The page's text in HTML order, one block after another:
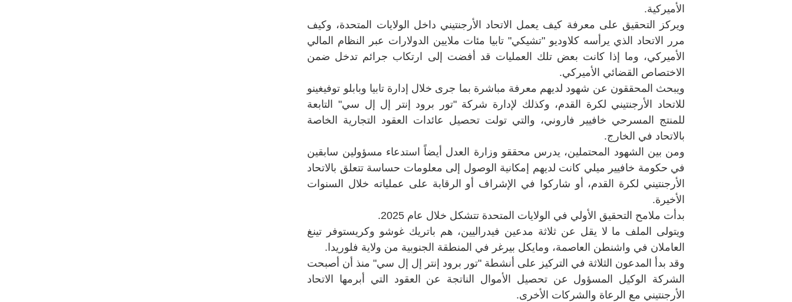
الأميركية.
ويركز التحقيق على معرفة كيف يعمل الاتحاد الأرجنتيني داخل الولايات المتحدة، وكيف
مرر الاتحاد الذي يرأسه كلاوديو "تشيكي" تابيا مئات ملايين الدولارات عبر النظام المالي
الأميركي، وما إذا كانت بعض تلك العمليات قد أفضت إلى ارتكاب جرائم تدخل ضمن
الاختصاص القضائي الأميركي.
ويبحث المحققون عن شهود لديهم معرفة مباشرة بما جرى خلال إدارة تابيا وبابلو توفيغينو
للاتحاد الأرجنتيني لكرة القدم، وكذلك لإدارة شركة "تور برود إنتر إل إل سي" التابعة
للمنتج المسرحي خافيير فاروني، والتي تولت تحصيل عائدات العقود التجارية الخاصة
بالاتحاد في الخارج.
ومن بين الشهود المحتملين، يدرس محققو وزارة العدل أيضاً استدعاء مسؤولين سابقين
في حكومة خافيير ميلي كانت لديهم إمكانية الوصول إلى معلومات حساسة تتعلق بالاتحاد
الأرجنتيني لكرة القدم، أو شاركوا في الإشراف أو الرقابة على عملياته خلال السنوات
الأخيرة.
بدأت ملامح التحقيق الأولي في الولايات المتحدة تتشكل خلال عام 2025.
ويتولى الملف ما لا يقل عن ثلاثة مدعين فيدراليين، هم باتريك غوشو وكريستوفر تينغ
العاملان في واشنطن العاصمة، ومايكل بيرغر في المنطقة الجنوبية من ولاية فلوريدا.
وقد بدأ المدعون الثلاثة في التركيز على أنشطة "تور برود إنتر إل إل سي" منذ أن أصبحت
الشركة الوكيل المسؤول عن تحصيل الأموال الناتجة عن العقود التي أبرمها الاتحاد
الأرجنتيني مع الرعاة والشركات الأخرى.